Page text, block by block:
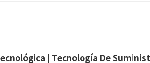
| Tecnología De